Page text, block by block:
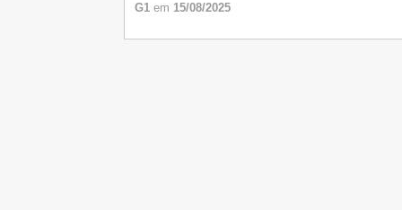
G1 em 15/08/2025